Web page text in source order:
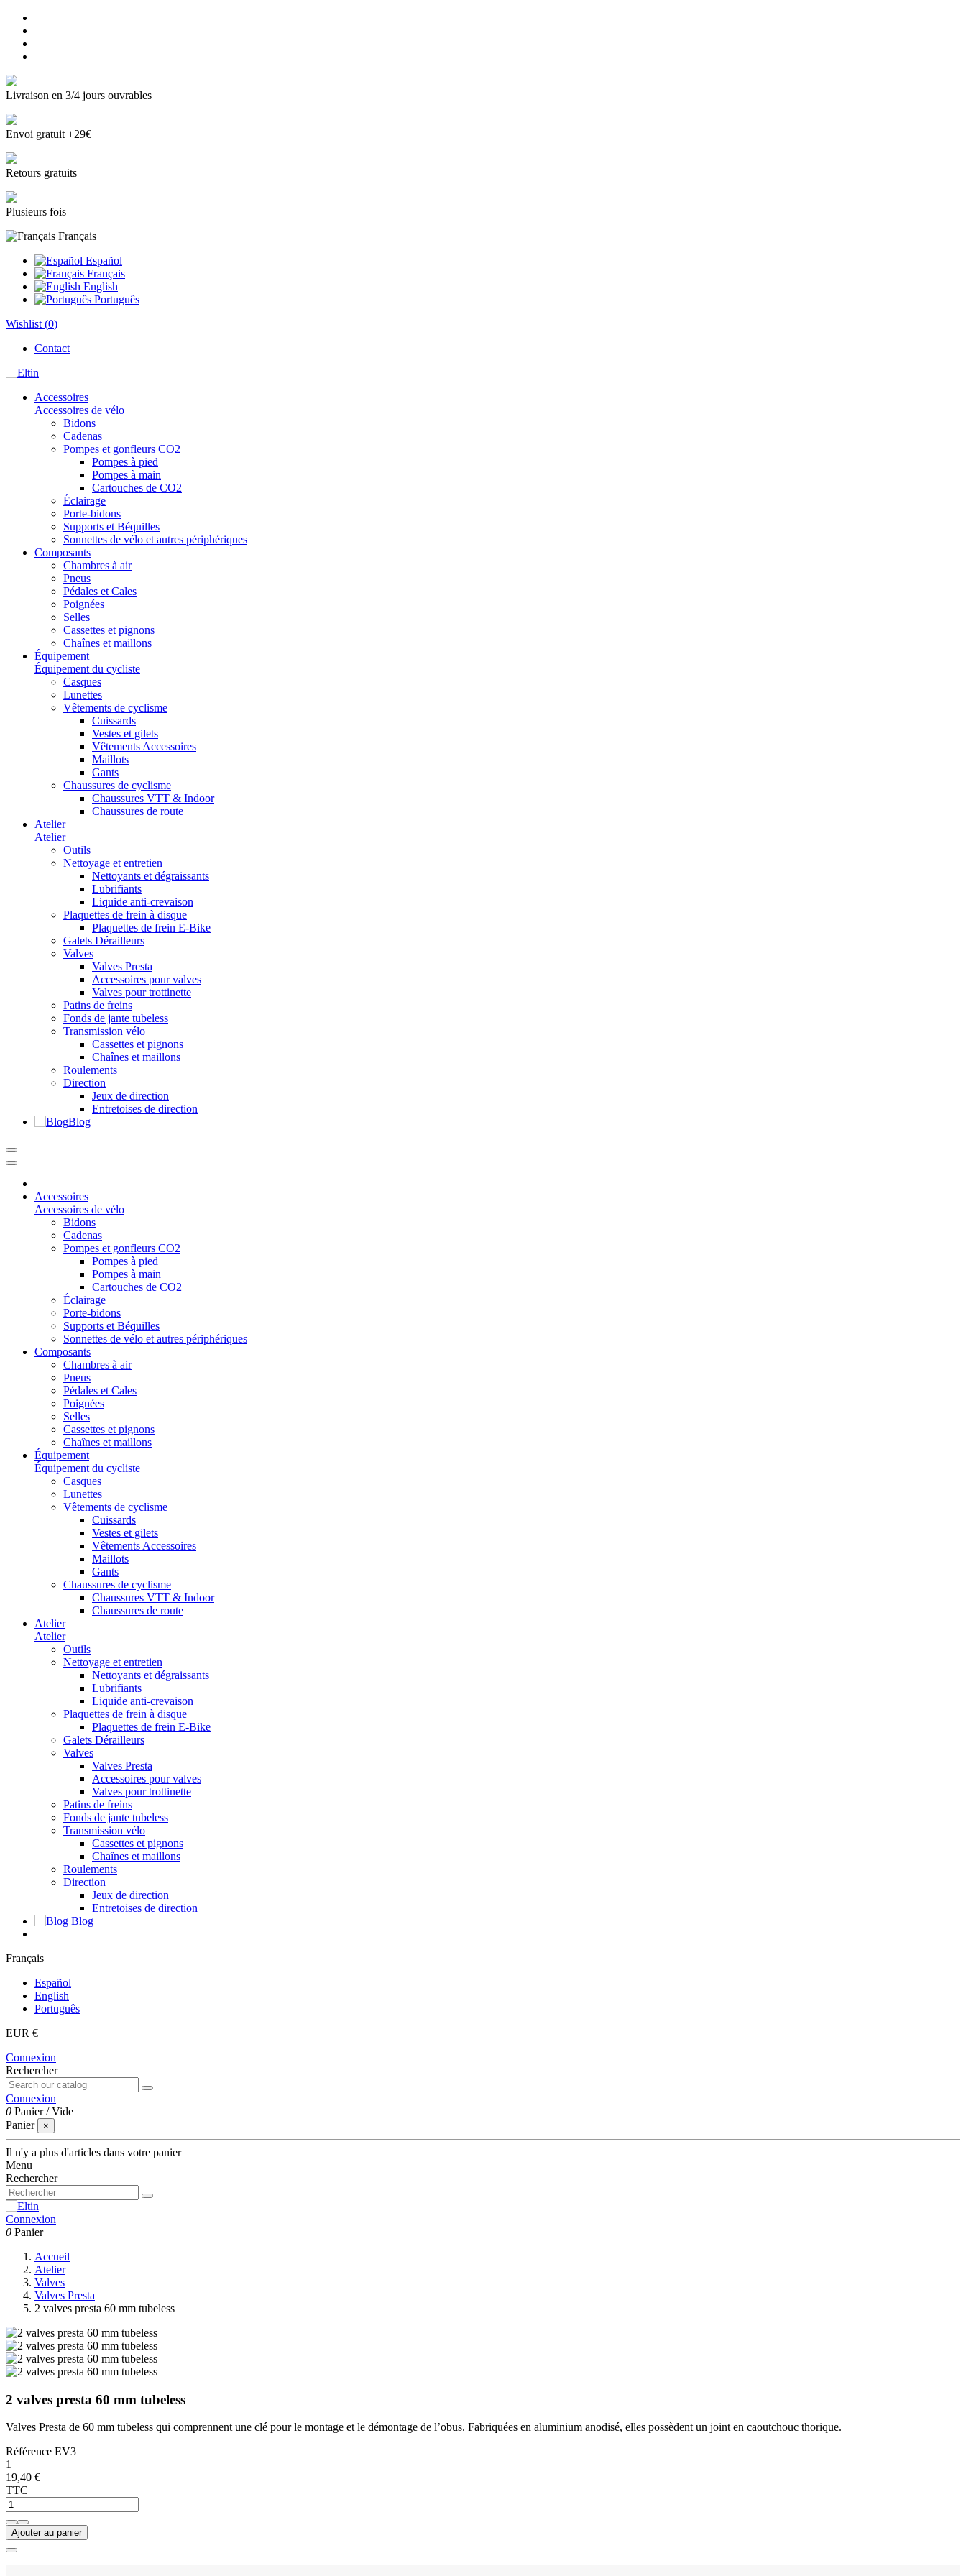
Livraison en 3/4 jours ouvrables
Envoi gratuit +29€
Retours gratuits
Plusieurs fois
Français
Español
Français
English
Português
Wishlist (0)
Contact
Accessoires
Accessoires de vélo
Bidons
Cadenas
Pompes et gonfleurs CO2
Pompes à pied
Pompes à main
Cartouches de CO2
Éclairage
Porte-bidons
Supports et Béquilles
Sonnettes de vélo et autres périphériques
Composants
Chambres à air
Pneus
Pédales et Cales
Poignées
Selles
Cassettes et pignons
Chaînes et maillons
Équipement
Équipement du cycliste
Casques
Lunettes
Vêtements de cyclisme
Cuissards
Vestes et gilets
Vêtements Accessoires
Maillots
Gants
Chaussures de cyclisme
Chaussures VTT & Indoor
Chaussures de route
Atelier
Atelier
Outils
Nettoyage et entretien
Nettoyants et dégraissants
Lubrifiants
Liquide anti-crevaison
Plaquettes de frein à disque
Plaquettes de frein E-Bike
Galets Dérailleurs
Valves
Valves Presta
Accessoires pour valves
Valves pour trottinette
Patins de freins
Fonds de jante tubeless
Transmission vélo
Cassettes et pignons
Chaînes et maillons
Roulements
Direction
Jeux de direction
Entretoises de direction
Blog
Accessoires
Accessoires de vélo
Bidons
Cadenas
Pompes et gonfleurs CO2
Pompes à pied
Pompes à main
Cartouches de CO2
Éclairage
Porte-bidons
Supports et Béquilles
Sonnettes de vélo et autres périphériques
Composants
Chambres à air
Pneus
Pédales et Cales
Poignées
Selles
Cassettes et pignons
Chaînes et maillons
Équipement
Équipement du cycliste
Casques
Lunettes
Vêtements de cyclisme
Cuissards
Vestes et gilets
Vêtements Accessoires
Maillots
Gants
Chaussures de cyclisme
Chaussures VTT & Indoor
Chaussures de route
Atelier
Atelier
Outils
Nettoyage et entretien
Nettoyants et dégraissants
Lubrifiants
Liquide anti-crevaison
Plaquettes de frein à disque
Plaquettes de frein E-Bike
Galets Dérailleurs
Valves
Valves Presta
Accessoires pour valves
Valves pour trottinette
Patins de freins
Fonds de jante tubeless
Transmission vélo
Cassettes et pignons
Chaînes et maillons
Roulements
Direction
Jeux de direction
Entretoises de direction
Blog
Français
Español
English
Português
EUR €
Connexion
Rechercher
Connexion
0 Panier /Vide
Panier
×
Il n'y a plus d'articles dans votre panier
Menu
Rechercher
Connexion
0 Panier
Accueil
Atelier
Valves
Valves Presta
2 valves presta 60 mm tubeless
2 valves presta 60 mm tubeless
Valves Presta de 60 mm tubeless qui comprennent une clé pour le montage et le démontage de l’obus. Fabriquées en aluminium anodisé, elles possèdent un joint en caoutchouc thorique.
Référence EV3
1
19,40 €
TTC
Ajouter au panier